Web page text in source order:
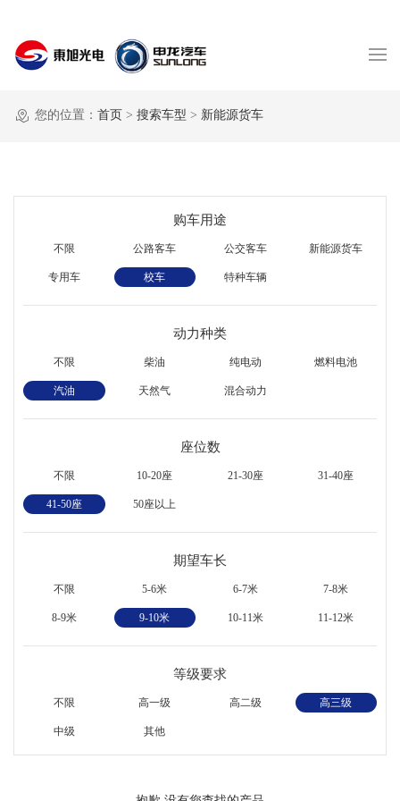
您的位置： 首页 > 搜索车型 > 新能源货车
购车用途
不限 公路客车 公交客车 新能源货车
专用车 校车 特种车辆
动力种类
不限 柴油 纯电动 燃料电池
汽油 天然气 混合动力
座位数
不限 10-20座 21-30座 31-40座
41-50座 50座以上
期望车长
不限 5-6米 6-7米 7-8米
8-9米 9-10米 10-11米 11-12米
等级要求
不限 高一级 高二级 高三级
中级 其他